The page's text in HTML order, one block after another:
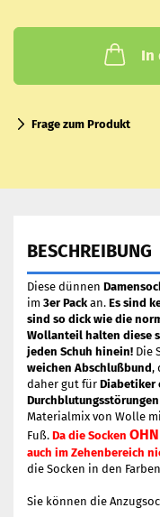
In
Frage zum Produkt
BESCHREIBUNG
Diese dünnen
im 3er Pack an. Es sind
sind so dick wie die
Wollanteil halten diese
jeden Schuh hinein! Die
weichen Abschlußbund,
daher gut für Diabetiker
Durchblutungsstörungen
Materialmix von Wolle
Fuß. Da die Socken
auch im Zehenbereich
die Socken in den
Sie können die